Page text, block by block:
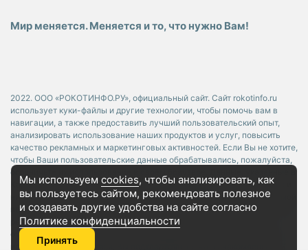
Мир меняется. Меняется и то, что нужно Вам!
2022. ООО «РОКОТИНФО.РУ», официальный сайт. Сайт rokotinfo.ru
использует куки-файлы и другие технологии, чтобы помочь вам в
навигации, а также предоставить лучший пользовательский опыт,
анализировать использование наших продуктов и услуг, повысить
качество рекламных и маркетинговых активностей. Если Вы не хотите,
чтобы Ваши пользовательские данные обрабатывались, пожалуйста,
ограничьте их использование в своём браузере. Данные, указанные в
Карточках Товара носят исключительно информационный характер и
ни при каких условиях не является публичной офертой, определяемой
положениями Статьи 437 Гражданского кодекса РФ. Используя без
регистрации или регистрируясь на портале Rokotinfo, в. т.ч.
отправляя сообщения или заявки посредством электронной почты
или форм обратной связи, Вы подтверждаете, что ознакомлены и
Мы используем cookies, чтобы анализировать, как
вы пользуетесь сайтом, рекомендовать полезное
и создавать другие удобства на сайте согласно
Политике конфиденциальности
Принять